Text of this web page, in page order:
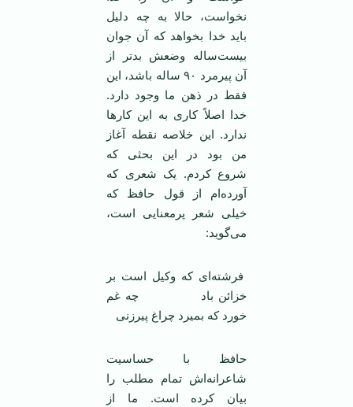
نخواست، حالا به چه دلیل
باید خدا بخواهد که آن جوان
بیست‌ساله وضعش بد‌تر از
آن پیرمرد ۹۰ ساله باشد، این
فقط در ذهن ما وجود دارد.
خدا اصلاً کاری به این کار‌ها
ندارد. این خلاصه نقطه آغاز
من بود در این بحثی که
شروع کردم. یک شعری که
آورده‌ام از قول حافظ که
خیلی شعر پرمعنایی است،
می‌گوید:
فرشته‌ای که وکیل است بر
خزائن باد‌ ‌چه غم
خورد که بمیرد چراغ پیرزنی
‏حافظ با حساسیت
شاعرانه‌اش تمام مطلب را
بیان کرده است. ما از